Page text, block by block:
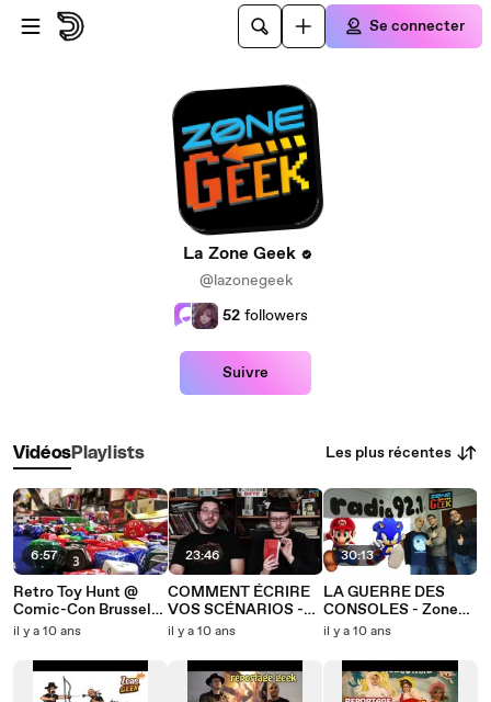
Passer au contenu principal
Se connecter
La Zone Geek
@lazonegeek
52 followers
Suivre
VidéosPlaylists Les plus récentes
6:57
Retro Toy Hunt @
Comic-Con Brussels
2016 - Episode 05 -
il y a 10 ans
23:46
COMMENT ÉCRIRE
VOS SCÉNARIOS -
histoires au coin du
il y a 10 ans
30:13
LA GUERRE DES
CONSOLES - Zone
Geek à la radio
il y a 10 ans